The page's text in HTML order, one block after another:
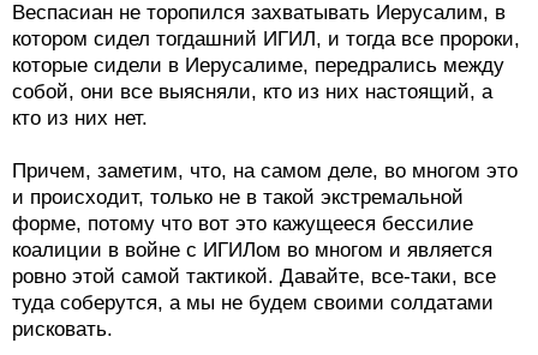
Веспасиан не торопился захватывать Иерусалим, в
котором сидел тогдашний ИГИЛ, и тогда все пророки,
которые сидели в Иерусалиме, передрались между
собой, они все выясняли, кто из них настоящий, а
кто из них нет.
Причем, заметим, что, на самом деле, во многом это
и происходит, только не в такой экстремальной
форме, потому что вот это кажущееся бессилие
коалиции в войне с ИГИЛом во многом и является
ровно этой самой тактикой. Давайте, все-таки, все
туда соберутся, а мы не будем своими солдатами
рисковать.